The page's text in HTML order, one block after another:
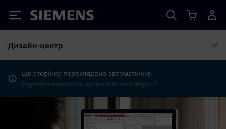
Siemens
Дизайн-центр
Цю сторінку перекладено автоматично.
Перейти натомість до англійської версії?